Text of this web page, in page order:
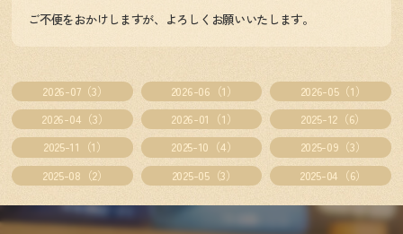
ご不便をおかけしますが、よろしくお願いいたします。
2026-07（3） 2026-06（1）
2026-05（1）
2026-04（3）
2026-01（1）
2025-12（6）
2025-11（1）
2025-10（4）
2025-09（3）
2025-08（2）
2025-05（3） 2025-04（6）